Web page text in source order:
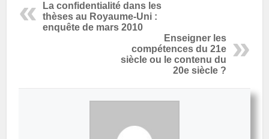
La confidentialité dans les
thèses au Royaume-Uni :
enquête de mars 2010
Enseigner les
compétences du 21e
siècle ou le contenu du
20e siècle ?